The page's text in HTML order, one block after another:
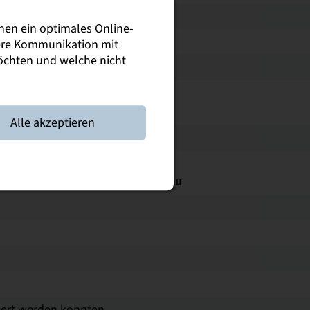
ab
und Maschinenbau
ein optimales Online-
Kommunikation mit
und welche nicht
Alle akzeptieren